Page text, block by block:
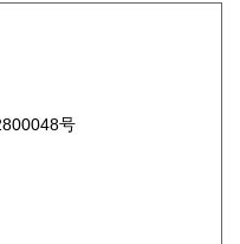
島根県 号